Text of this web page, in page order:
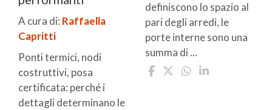
A cura di: Raffaella
Capritti
Ponti termici, nodi
costruttivi, posa
certificata: perché i
dettagli determinano le
definiscono lo spazio al
pari degli arredi, le
porte interne sono una
summa di ...